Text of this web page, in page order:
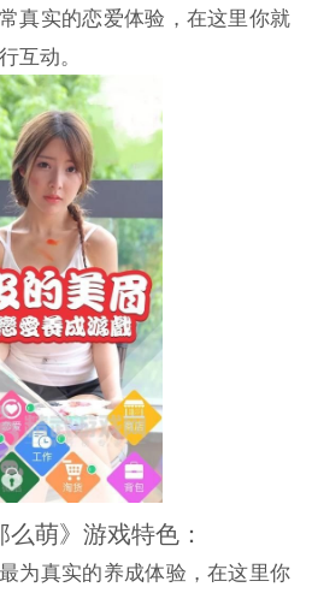
真实的恋爱体验，在这里你就
互动。
么萌》游戏特色：
为真实的养成体验，在这里你